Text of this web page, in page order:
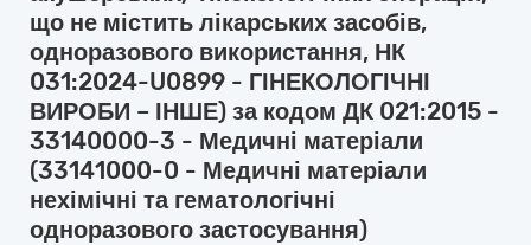
що не містить лікарських засобів,
одноразового використання, НК
031:2024-U0899 - ГІНЕКОЛОГІЧНІ
ВИРОБИ – ІНШЕ) за кодом ДК 021:2015 -
33140000-3 - Медичні матеріали
(33141000-0 - Медичні матеріали
нехімічні та гематологічні
одноразового застосування)